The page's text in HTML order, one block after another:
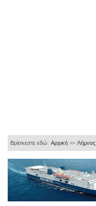
Βρίσκεστε εδώ: Αρχική >> Λήμνος